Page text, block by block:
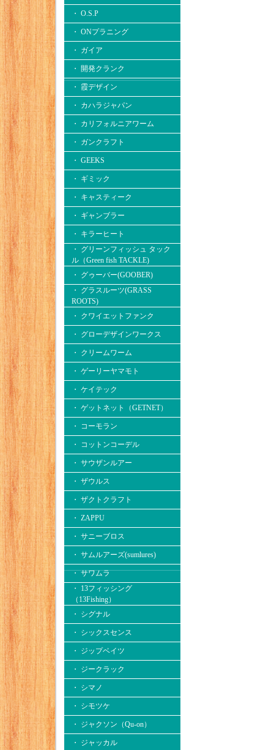
・ O.S.P
・ ONプラニング
・ ガイア
・ 開発クランク
・ 霞デザイン
・ カハラジャパン
・ カリフォルニアワーム
・ ガンクラフト
・ GEEKS
・ ギミック
・ キャスティーク
・ ギャンブラー
・ キラーヒート
・ グリーンフィッシュ タック
ル（Green fish TACKLE)
・ グゥーバー(GOOBER)
・ グラスルーツ(GRASS
ROOTS)
・ クワイエットファンク
・ グローデザインワークス
・ クリームワーム
・ ゲーリーヤマモト
・ ケイテック
・ ゲットネット（GETNET）
・ コーモラン
・ コットンコーデル
・ サウザンルアー
・ ザウルス
・ ザクトクラフト
・ ZAPPU
・ サニーブロス
・ サムルアーズ(sumlures)
・ サワムラ
・ 13フィッシング
（13Fishing）
・ シグナル
・ シックスセンス
・ ジップベイツ
・ ジークラック
・ シマノ
・ シモツケ
・ ジャクソン（Qu-on）
・ ジャッカル